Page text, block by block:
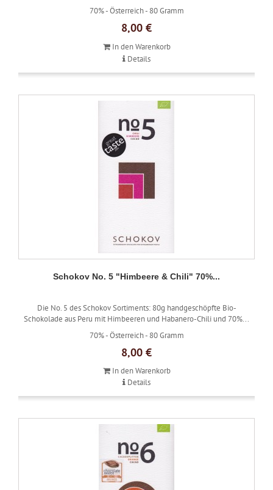
70% -Österreich - 80 Gramm
8,00 €
In den Warenkorb
Details
Schokov No. 5 "Himbeere & Chili" 70%...
Die No. 5 des Schokov Sortiments: 80g handgeschöpfte Bio-
Schokolade aus Peru mit Himbeeren und Habanero-Chili und 70%...
70% -Österreich - 80 Gramm
8,00 €
In den Warenkorb
Details